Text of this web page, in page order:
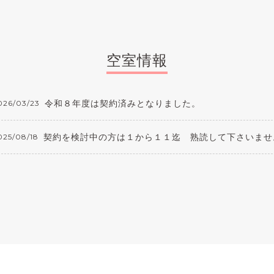
空室情報
03/23 令和８年度は契約済みとなりました。
08/18 契約を検討中の方は１から１１迄 熟読して下さいま